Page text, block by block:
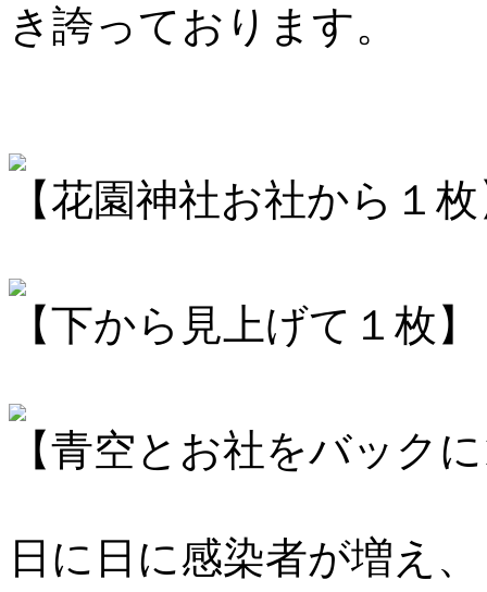
き誇っております。
【花園神社お社から１
【下から見上げて１枚】
【青空とお社をバック
日に日に感染者が増え